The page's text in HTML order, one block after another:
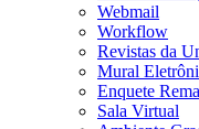
Webmail
Workflow
Revistas da
Mural
Enquete
Sala Virtual